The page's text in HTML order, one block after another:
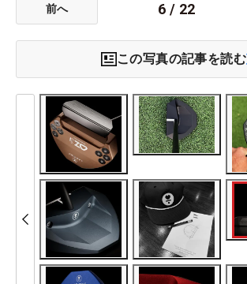
前へ 6 / 22
この写真の記事を読む